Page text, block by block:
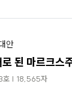
안
된 마르크스
호 | 18,565자